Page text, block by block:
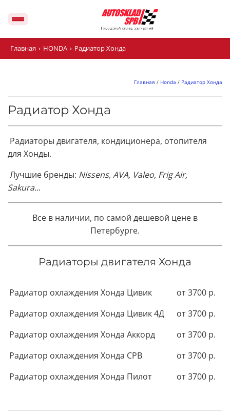
Главная › HONDA › Радиатор Хонда
Главная / Honda / Радиатор Хонда
Радиатор Хонда
Радиаторы двигателя, кондиционера, отопителя
для Хонды.
Лучшие бренды: Nissens, AVA, Valeo, Frig Air,
Sakura...
Все в наличии, по самой дешевой цене в
Петербурге.
Радиаторы двигателя Хонда
Радиатор охлаждения Хонда Цивик
Радиатор охлаждения Хонда Цивик 4Д
Радиатор охлаждения Хонда Аккорд
Радиатор охлаждения Хонда СРВ
Радиатор охлаждения Хонда Пилот
от 3700 р.
от 3700 р.
от 3700 р.
от 3700 р.
от 3700 р.